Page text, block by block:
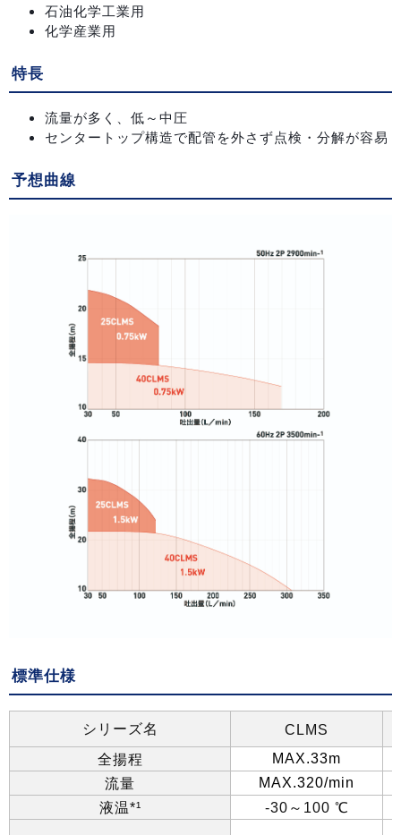
石油化学工業用
化学産業用
特長
流量が多く、低～中圧
センタートップ構造で配管を外さず点検・分解が容易
予想曲線
標準仕様
シリーズ名 CLMS
全揚程 MAX.33m
流量 MAX.320/min
液温*¹ -30 ～ 100 ℃